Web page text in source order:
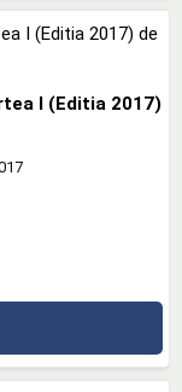
I (Editia 2017)